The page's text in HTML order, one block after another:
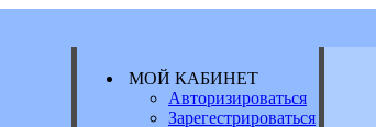
МОЙ КАБИНЕТ
Авторизироваться
Зарегестрироваться